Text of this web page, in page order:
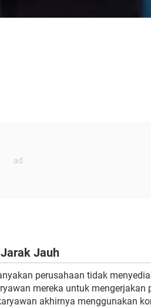
Jauh
perusahaan tidak
mereka untuk mengerjakan
akhirnya menggunakan